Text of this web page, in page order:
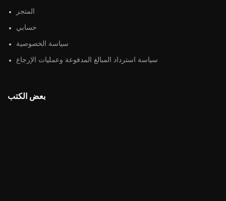
المتجر
حسابي
سياسة الخصوصية
سياسة استرداد المبالغ المدفوعة وعمليات الإرجاع
بعض الكتب